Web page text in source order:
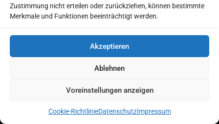
Zustimmung nicht erteilen oder zurückziehen, können bestimmte
Merkmale und Funktionen beeinträchtigt werden.
Akzeptieren
Ablehnen
Voreinstellungen anzeigen
Cookie-RichtlinieDatenschutzImpressum
trekking-Magazin
WANDERN & REISEN Magazin
e-bike TOUREN Magazin
GRAVEL Touren Magazin
CAMPING & REISE Magazin